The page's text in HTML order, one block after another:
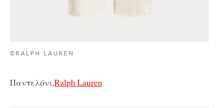
©RALPH LAUREN
Παντελόνι,Ralph Lauren